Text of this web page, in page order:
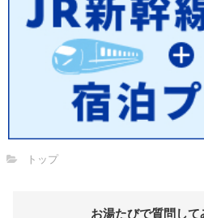
トップ
お湯たびで質問して